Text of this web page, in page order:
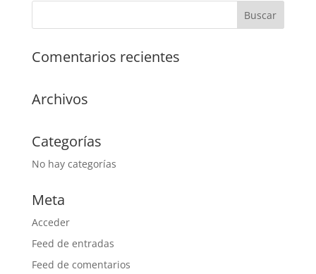
Comentarios recientes
Archivos
Categorías
No hay categorías
Meta
Acceder
Feed de entradas
Feed de comentarios